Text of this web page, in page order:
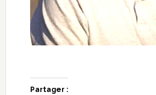
Partager :